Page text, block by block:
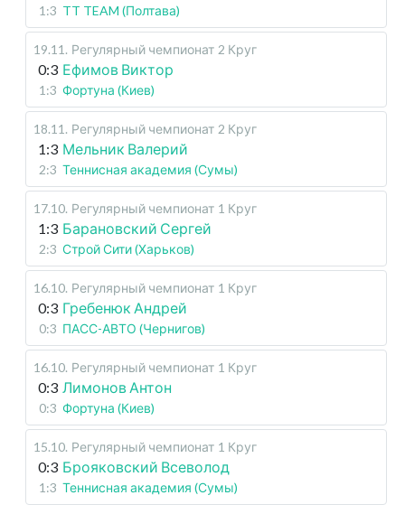
1:3 TT TEAM (Полтава)
19.11 . Регулярный чемпионат 2 Круг
0:3 Ефимов Виктор
1:3 Фортуна (Киев)
18.11 . Регулярный чемпионат 2 Круг
1:3 Мельник Валерий
2:3 Теннисная академия (Сумы)
17.10. Регулярный чемпионат 1 Круг
1:3 Барановский Сергей
2:3 Строй Сити (Харьков)
16.10. Регулярный чемпионат 1 Круг
0:3 Гребенюк Андрей
0:3 ПАСС-АВТО (Чернигов)
16.10. Регулярный чемпионат 1 Круг
0:3 Лимонов Антон
0:3 Фортуна (Киев)
15.10. Регулярный чемпионат 1 Круг
0:3 Брояковский Всеволод
1:3 Теннисная академия (Сумы)